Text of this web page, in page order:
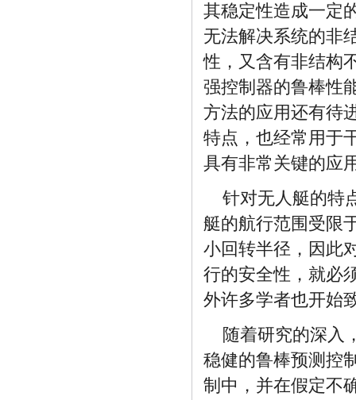
其稳定性造成一定
无法解决系统的非
性，又含有非结构
强控制器的鲁棒性
方法的应用还有待
特点，也经常用于
具有非常关键的应
针对无人艇的特
艇的航行范围受限
小回转半径，因此
行的安全性，就必
外许多学者也开始
随着研究的深入
稳健的鲁棒预测控
制中，并在假定不